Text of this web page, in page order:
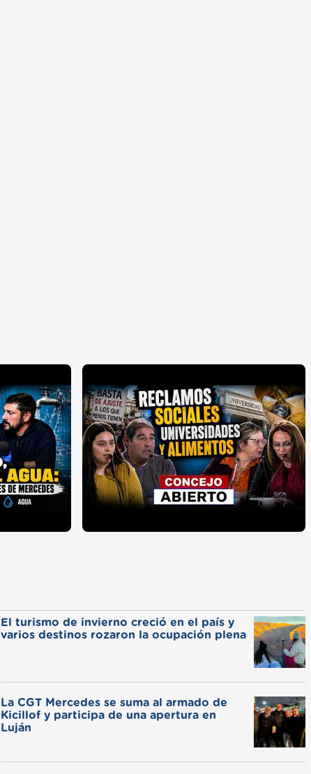
El turismo de invierno creció en el país y
varios destinos rozaron la ocupación plena
La CGT Mercedes se suma al armado de
Kicillof y participa de una apertura en
Luján